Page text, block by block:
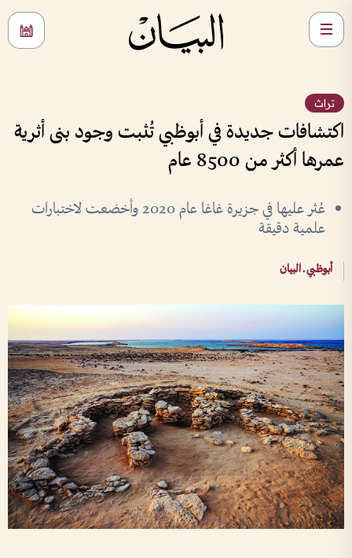
تراث
اكتشافات جديدة في أبوظبي تُثبت وجود بنى أثرية
عمرها أكثر من 8500 عام
عُثر عليها في جزيرة غاغا عام 2020 وأخضعت لاختبارات
علمية دقيقة
أبوظبي ـ البيان